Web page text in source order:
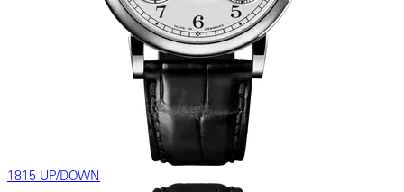
1815 UP/DOWN